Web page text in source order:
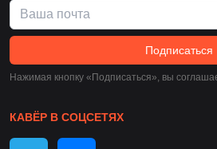
Подписаться
Нажимая кнопку «Подписаться», вы
КАВЁР В СОЦСЕТЯХ